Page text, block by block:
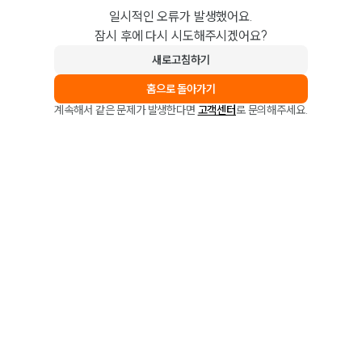
일시적인 오류가 발생했어요.
잠시 후에 다시 시도해주시겠어요?
새로고침하기
홈으로 돌아가기
계속해서 같은 문제가 발생한다면 고객센터로 문의해주세요.